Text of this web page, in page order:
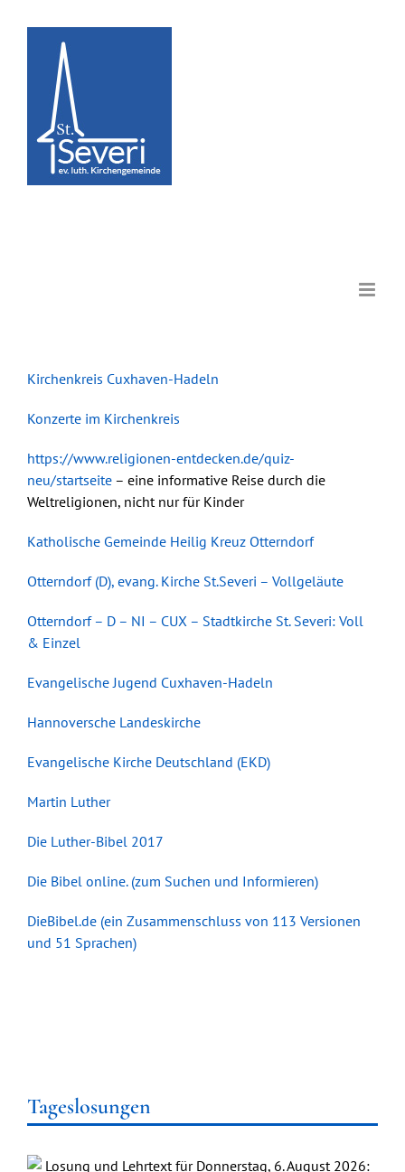
Inhalt
Kirchenkreis Cuxhaven-Hadeln
Konzerte im Kirchenkreis
https://www.religionen-entdecken.de/quiz-
neu/startseite – eine informative Reise durch die
Weltreligionen, nicht nur für Kinder
Katholische Gemeinde Heilig Kreuz Otterndorf
Otterndorf (D), evang. Kirche St.Severi – Vollgeläute
Otterndorf – D – NI – CUX – Stadtkirche St. Severi: Voll
& Einzel
Evangelische Jugend Cuxhaven-Hadeln
Hannoversche Landeskirche
Evangelische Kirche Deutschland (EKD)
Martin Luther
Die Luther-Bibel 2017
Die Bibel online. (zum Suchen und Informieren)
DieBibel.de (ein Zusammenschluss von 113 Versionen
und 51 Sprachen)
Tageslosungen
Losung und Lehrtext für Donnerstag, 6. August 2026: